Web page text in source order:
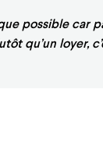
possible car
qu’un loyer,